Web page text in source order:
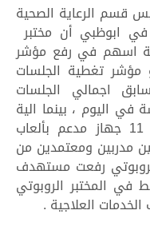
قسم الرعاية الصحية
في ابوظبي أن مختبر
اسهم في رفع مؤشر
مؤشر تغطية الجلسات
اجمالي الجلسات
6 معالجين 42 جلسة في اليوم ، بينما الية
تشغيل المختبر الذي يحتوي على 11 جهاز مدعم بألعاب
و بإدارة 6 معالجين مدربين ومعتمدين من
رفعت مستهدف
فقط في المختبر الروبوتي
العلاجية .